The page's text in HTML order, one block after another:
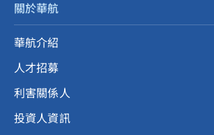
關於華航
華航介紹
人才招募
利害關係人
投資人資訊